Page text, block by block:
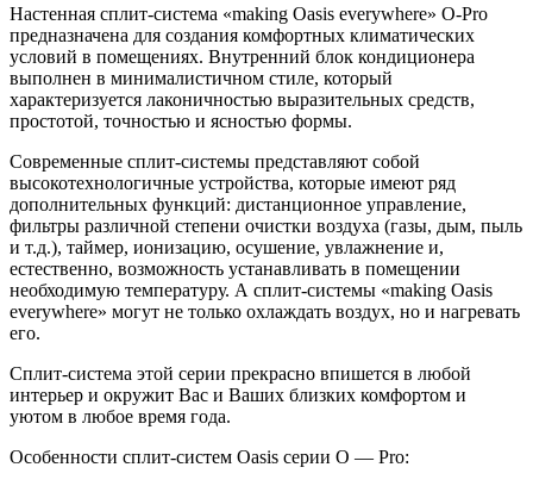
Настенная сплит-система «making Оasis everywhere» O-Pro
предназначена для создания комфортных климатических
условий в помещениях. Внутренний блок кондиционера
выполнен в минималистичном стиле, который
характеризуется лаконичностью выразительных средств,
простотой, точностью и ясностью формы.
Современные сплит-системы представляют собой
высокотехнологичные устройства, которые имеют ряд
дополнительных функций: дистанционное управление,
фильтры различной степе­ни очистки воздуха (газы, дым, пыль
и т.д.), таймер, ионизацию, осушение, увлажнение и,
естественно, возможность устанавливать в помещении
необходимую температуру. А сплит-системы «making Oasis
everywhere» могут не только охлаждать воздух, но и нагревать
его.
Сплит-система этой серии прекрасно впишется в любой
интерьер и окружит Вас и Ваших близких комфортом и
уютом в любое время года.
Особенности сплит-систем Оasis серии O — Pro: